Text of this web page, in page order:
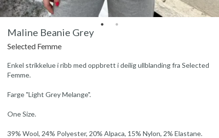
Maline Beanie Grey
Selected Femme
Enkel strikkelue i ribb med oppbrett i deilig ullblanding fra Selected
Femme.
Farge "Light Grey Melange".
One Size.
39% Wool, 24% Polyester, 20% Alpaca, 15% Nylon, 2% Elastane.